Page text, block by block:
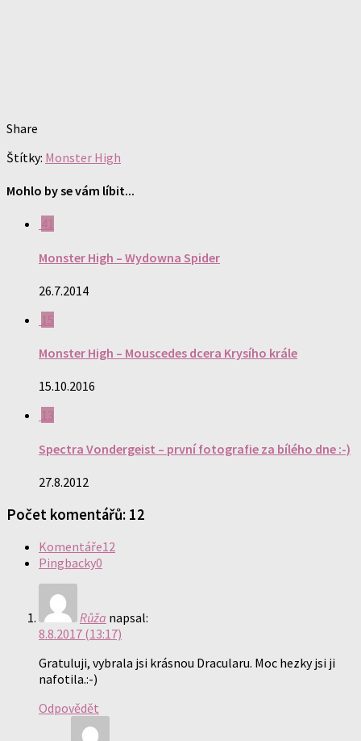
Share
Štítky: Monster High
Mohlo by se vám líbit...
41
Monster High – Wydowna Spider
26.7.2014
15
Monster High – Mouscedes dcera Krysího krále
15.10.2016
13
Spectra Vondergeist – první fotografie za bílého dne :-)
27.8.2012
Počet komentářů: 12
Komentáře12
Pingbacky0
Růža napsal:
8.8.2017 (13:17)
Gratuluji, vybrala jsi krásnou Dracularu. Moc hezky jsi ji
nafotila.:-)
Odpovědět